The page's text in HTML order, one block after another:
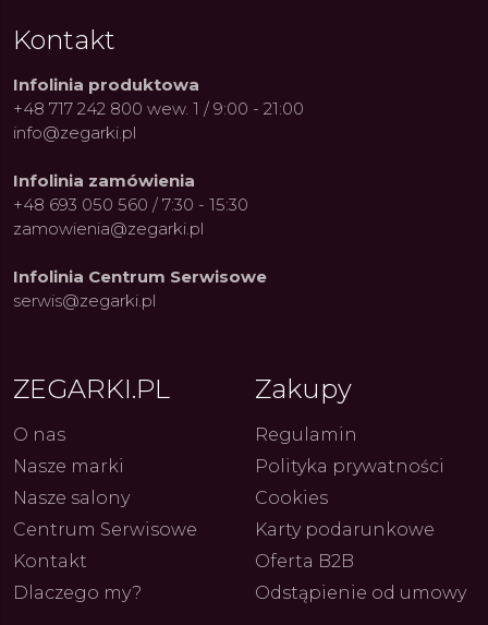
27.07.2026 ZEGARKI.PL 4.08.2026
Kontakt
Infolinia produktowa
+48 717 242 800 wew. 1 / 9:00 - 21:00
info@zegarki.pl
Infolinia zamówienia
+48 693 050 560 / 7:30 - 15:30
zamowienia@zegarki.pl
Infolinia Centrum Serwisowe
serwis@zegarki.pl
ZEGARKI.PL
O nas
Nasze marki
Nasze salony
Centrum Serwisowe
Kontakt
Dlaczego my?
Zakupy
Regulamin
Polityka prywatności
Cookies
Karty podarunkowe
Oferta B2B
Odstąpienie od umowy